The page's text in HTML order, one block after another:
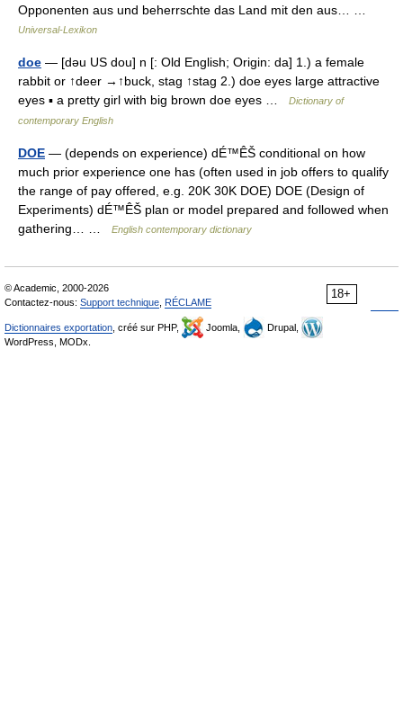
Opponenten aus und beherrschte das Land mit den aus… …
Universal-Lexikon
doe — [dəu US dou] n [: Old English; Origin: da] 1.) a female
rabbit or ↑deer →↑buck, stag ↑stag 2.) doe eyes large attractive
eyes ▪ a pretty girl with big brown doe eyes …
Dictionary of
contemporary English
DOE — (depends on experience) dÉ™ÊŠ conditional on how
much prior experience one has (often used in job offers to qualify
the range of pay offered, e.g. 20K 30K DOE) DOE (Design of
Experiments) dÉ™ÊŠ plan or model prepared and followed when
gathering… …
English contemporary dictionary
18+
© Academic, 2000-2026
Contactez-nous: Support technique RÉCLAME
Dictionnaires exportation , créé sur PHP, Joomla,
Drupal,
WordPress, MODx.